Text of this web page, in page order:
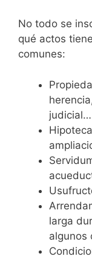
No todo se
qué actos
comunes:
judicial…
larga
algunos